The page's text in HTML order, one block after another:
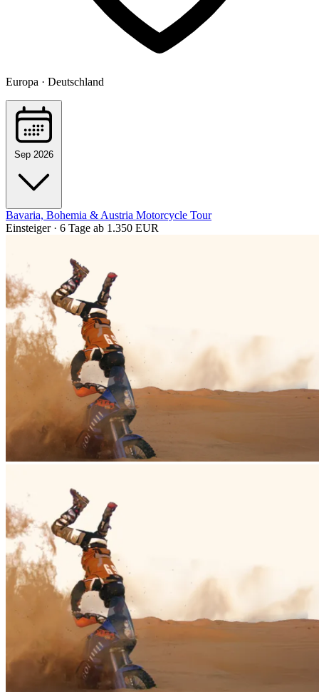
Europa · Deutschland
Sep 2026
Bavaria, Bohemia & Austria Motorcycle Tour
Einsteiger · 6 Tage ab 1.350 EUR